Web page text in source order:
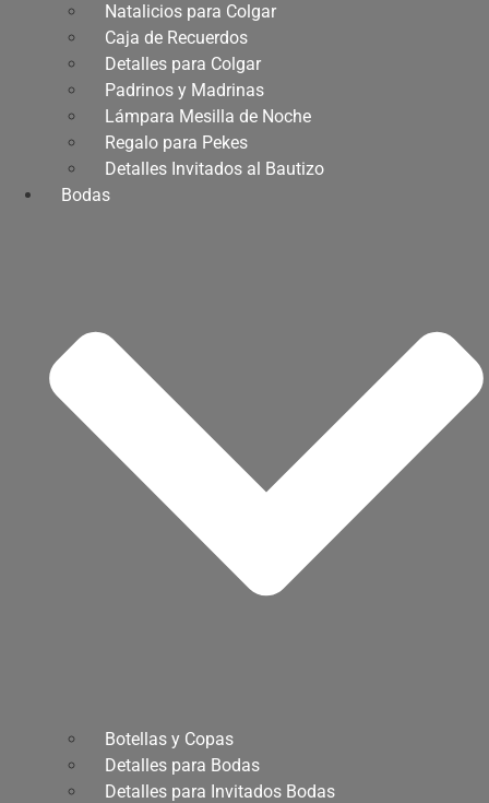
Natalicios para Colgar
Caja de Recuerdos
Detalles para Colgar
Padrinos y Madrinas
Lámpara Mesilla de Noche
Regalo para Pekes
Detalles Invitados al Bautizo
Bodas
Botellas y Copas
Detalles para Bodas
Detalles para Invitados Bodas